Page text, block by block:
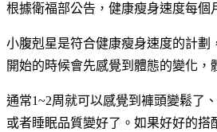
根據衛福部公告，健康瘦身速度每個
小腹剋星是符合健康瘦身速度的計劃
開始的時候會先感覺到體態的變化，
通常1~2周就可以感覺到褲頭變鬆了
或者睡眠品質變好了。如果好好的搭